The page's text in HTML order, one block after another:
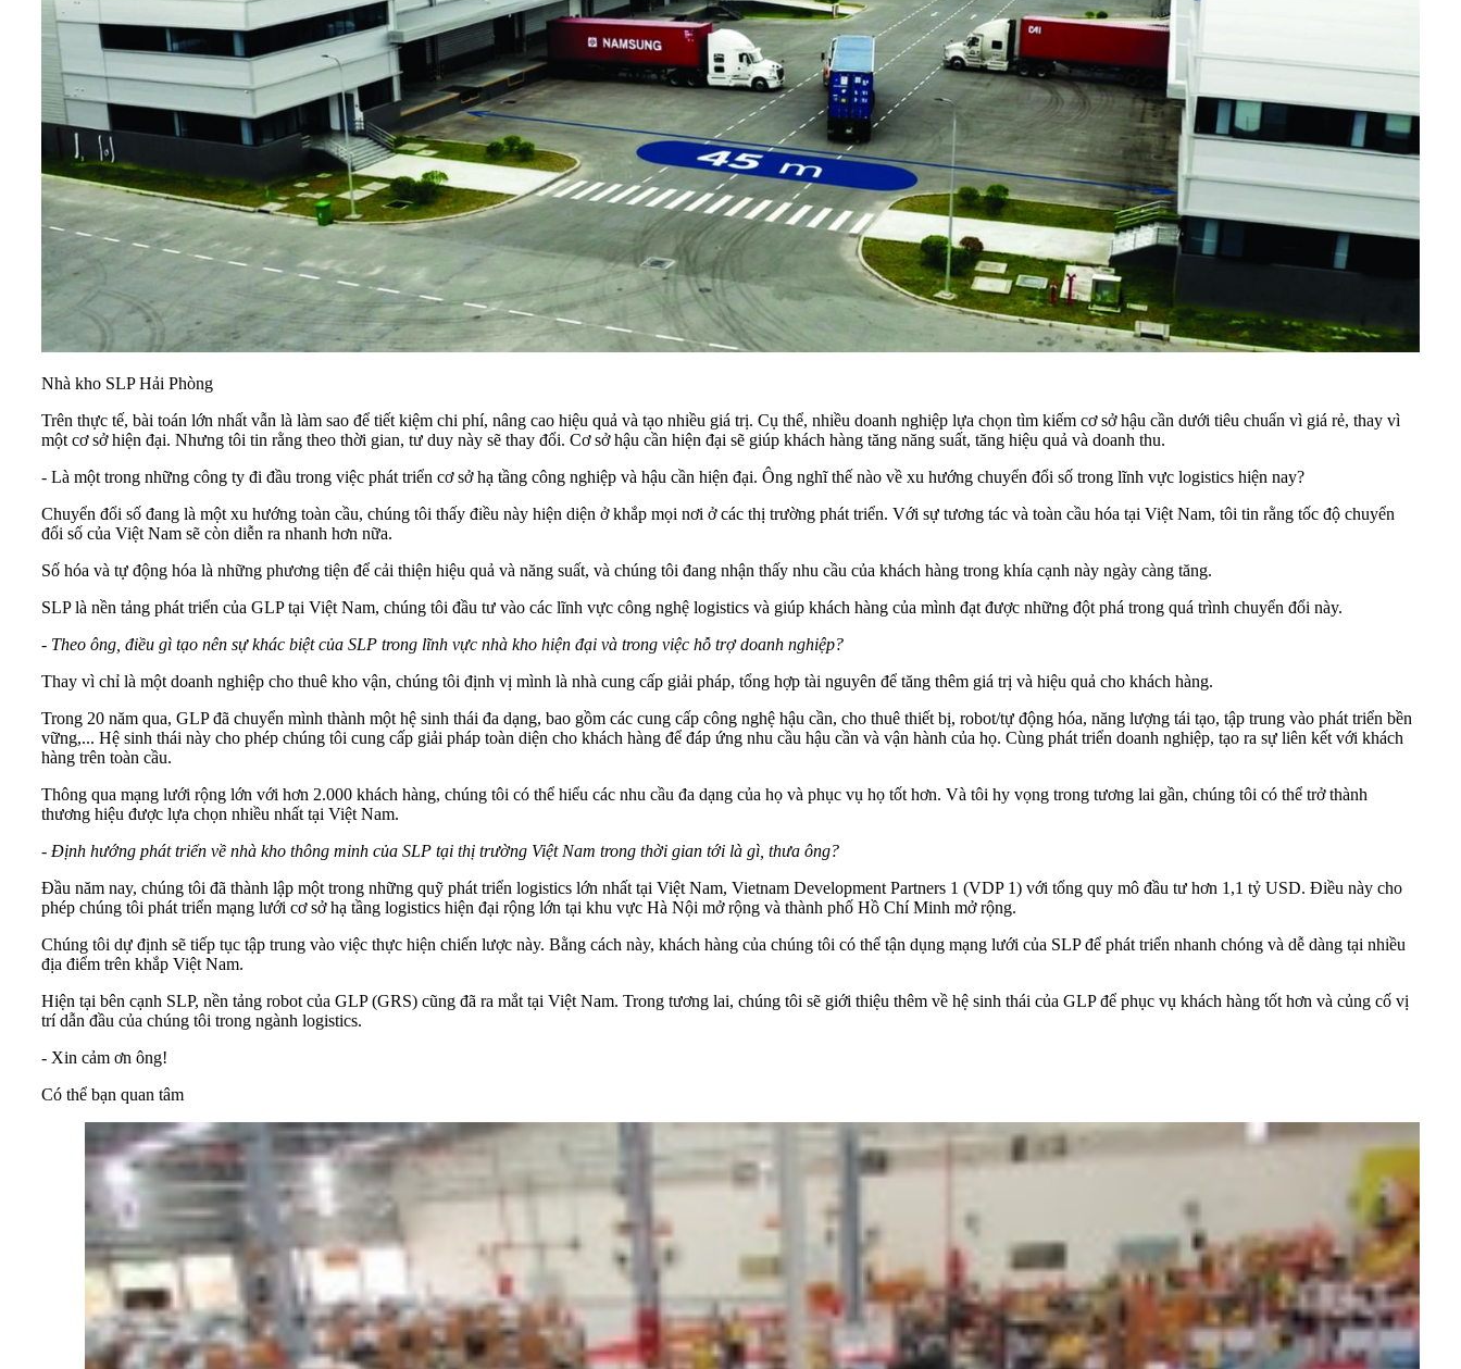
Nhà kho SLP Hải Phòng
Trên thực tế, bài toán lớn nhất vẫn là làm sao để tiết kiệm chi phí, nâng cao hiệu quả và tạo nhiều giá trị. Cụ thể, nhiều doanh nghiệp lựa chọn tìm kiếm cơ sở hậu cần dưới tiêu chuẩn vì giá rẻ, thay vì
một cơ sở hiện đại. Nhưng tôi tin rằng theo thời gian, tư duy này sẽ thay đổi. Cơ sở hậu cần hiện đại sẽ giúp khách hàng tăng năng suất, tăng hiệu quả và doanh thu.
- Là một trong những công ty đi đầu trong việc phát triển cơ sở hạ tầng công nghiệp và hậu cần hiện đại. Ông nghĩ thế nào về xu hướng chuyển đổi số trong lĩnh vực logistics hiện nay?
Chuyển đổi số đang là một xu hướng toàn cầu, chúng tôi thấy điều này hiện diện ở khắp mọi nơi ở các thị trường phát triển. Với sự tương tác và toàn cầu hóa tại Việt Nam, tôi tin rằng tốc độ chuyển
đổi số của Việt Nam sẽ còn diễn ra nhanh hơn nữa.
Số hóa và tự động hóa là những phương tiện để cải thiện hiệu quả và năng suất, và chúng tôi đang nhận thấy nhu cầu của khách hàng trong khía cạnh này ngày càng tăng.
SLP là nền tảng phát triển của GLP tại Việt Nam, chúng tôi đầu tư vào các lĩnh vực công nghệ logistics và giúp khách hàng của mình đạt được những đột phá trong quá trình chuyển đổi này.
- Theo ông, điều gì tạo nên sự khác biệt của SLP trong lĩnh vực nhà kho hiện đại và trong việc hỗ trợ doanh nghiệp?
Thay vì chỉ là một doanh nghiệp cho thuê kho vận, chúng tôi định vị mình là nhà cung cấp giải pháp, tổng hợp tài nguyên để tăng thêm giá trị và hiệu quả cho khách hàng.
Trong 20 năm qua, GLP đã chuyển mình thành một hệ sinh thái đa dạng, bao gồm các cung cấp công nghệ hậu cần, cho thuê thiết bị, robot/tự động hóa, năng lượng tái tạo, tập trung vào phát triển bền
vững,... Hệ sinh thái này cho phép chúng tôi cung cấp giải pháp toàn diện cho khách hàng để đáp ứng nhu cầu hậu cần và vận hành của họ. Cùng phát triển doanh nghiệp, tạo ra sự liên kết với khách
hàng trên toàn cầu.
Thông qua mạng lưới rộng lớn với hơn 2.000 khách hàng, chúng tôi có thể hiểu các nhu cầu đa dạng của họ và phục vụ họ tốt hơn. Và tôi hy vọng trong tương lai gần, chúng tôi có thể trở thành
thương hiệu được lựa chọn nhiều nhất tại Việt Nam.
- Định hướng phát triển về nhà kho thông minh của SLP tại thị trường Việt Nam trong thời gian tới là gì, thưa ông?
Đầu năm nay, chúng tôi đã thành lập một trong những quỹ phát triển logistics lớn nhất tại Việt Nam, Vietnam Development Partners 1 (VDP 1) với tổng quy mô đầu tư hơn 1,1 tỷ USD. Điều này cho
phép chúng tôi phát triển mạng lưới cơ sở hạ tầng logistics hiện đại rộng lớn tại khu vực Hà Nội mở rộng và thành phố Hồ Chí Minh mở rộng.
Chúng tôi dự định sẽ tiếp tục tập trung vào việc thực hiện chiến lược này. Bằng cách này, khách hàng của chúng tôi có thể tận dụng mạng lưới của SLP để phát triển nhanh chóng và dễ dàng tại nhiều
địa điểm trên khắp Việt Nam.
Hiện tại bên cạnh SLP, nền tảng robot của GLP (GRS) cũng đã ra mắt tại Việt Nam. Trong tương lai, chúng tôi sẽ giới thiệu thêm về hệ sinh thái của GLP để phục vụ khách hàng tốt hơn và củng cố vị
trí dẫn đầu của chúng tôi trong ngành logistics.
- Xin cảm ơn ông!
Có thể bạn quan tâm